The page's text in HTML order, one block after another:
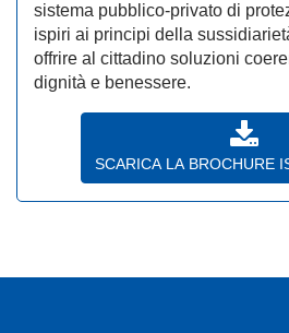
sistema pubblico-privato di
ispiri ai principi della
offrire al cittadino soluzioni
dignità e benessere.
SCARICA LA BROCHURE